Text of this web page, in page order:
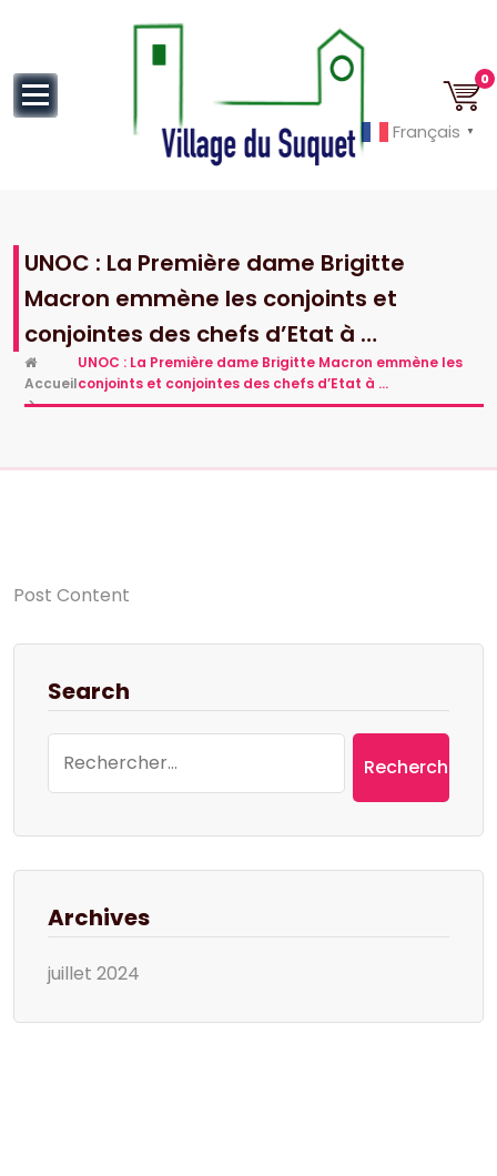
0
UNOC : La Première dame Brigitte
Macron emmène les conjoints et
conjointes des chefs d’Etat à …
Accueil
>
UNOC : La Première dame Brigitte Macron emmène les
conjoints et conjointes des chefs d’Etat à …
Post Content
Search
Archives
juillet 2024
Français ▼